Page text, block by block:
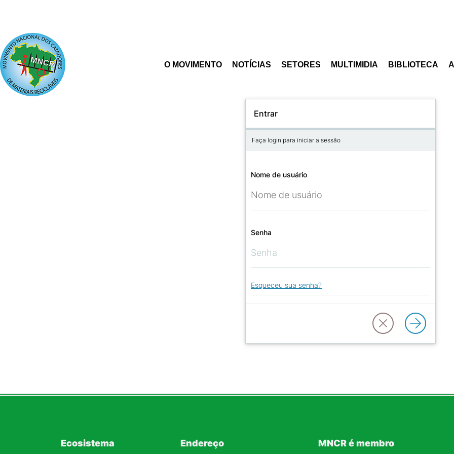
O MOVIMENTO NOTÍCIAS SETORES MULTIMIDIA BIBLIOTECA
Entrar
Faça login para iniciar a sessão
Nome de usuário
Senha
Esqueceu sua senha?
Ecosistema Endereço MNCR é membro